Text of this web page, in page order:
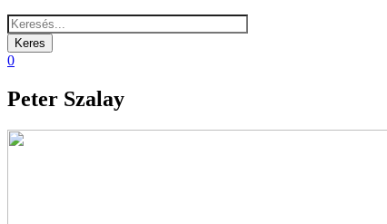
0
Peter Szalay